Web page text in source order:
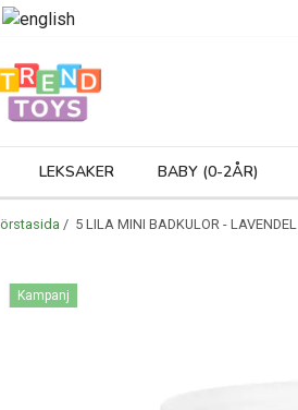
LEKSAKER BABY (0-2ÅR)
/ 5 LILA MINI BADKULOR - LAVENDEL
Kampanj